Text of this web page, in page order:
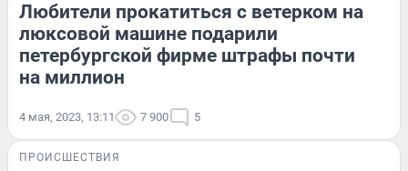
Любители прокатиться с ветерком на
люксовой машине подарили
петербургской фирме штрафы почти
на миллион
4 мая, 2023, 13:11 7 900 5
ПРОИСШЕСТВИЯ